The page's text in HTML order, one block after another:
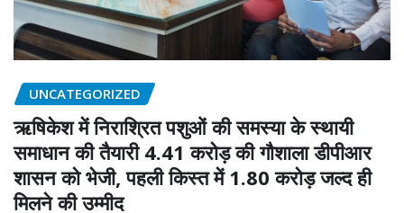
UNCATEGORIZED
ऋषिकेश में निराश्रित पशुओं की समस्या के स्थायी
समाधान की तैयारी 4.41 करोड़ की गौशाला डीपीआर
शासन को भेजी, पहली किस्त में 1.80 करोड़ जल्द ही
मिलने की उम्मीद